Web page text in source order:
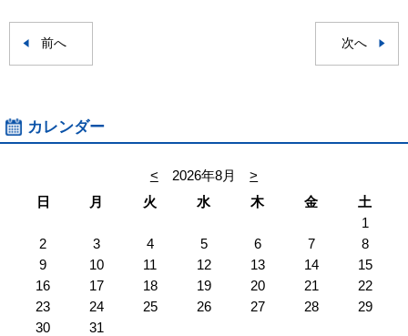
前へ 次へ
カレンダー
< 2026年8月
>
日
月 火 水 木 金
土
1
2
3 4 5 6 7
8
9
10 11 12 13 14
15
16
17 18 19 20 21
22
23
24 25 26 27 28
29
30
31